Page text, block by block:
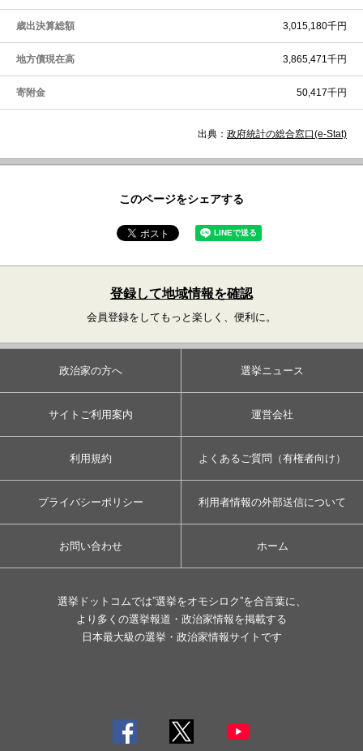
歳出決算総額 3,015,180千円
地方債現在高 3,865,471千円
寄附金 50,417千円
出典： 政府統計の総合窓口(e-Stat)
このページをシェアする
登録して地域情報を確認
会員登録をしてもっと楽しく、便利に。
政治家の方へ 選挙ニュース
サイトご利用案内 運営会社
利用規約 よくあるご質問（有権者向け）
プライバシーポリシー 利用者情報の外部送信について
お問い合わせ ホーム
選挙ドットコムでは”選挙をオモシロク”を合言葉に、
より多くの選挙報道・政治家情報を掲載する
日本最大級の選挙・政治家情報サイトです